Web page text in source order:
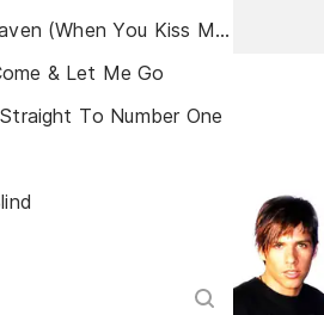
I'm In Heaven (When You Kiss Me)
& Let Me Go
To Number One